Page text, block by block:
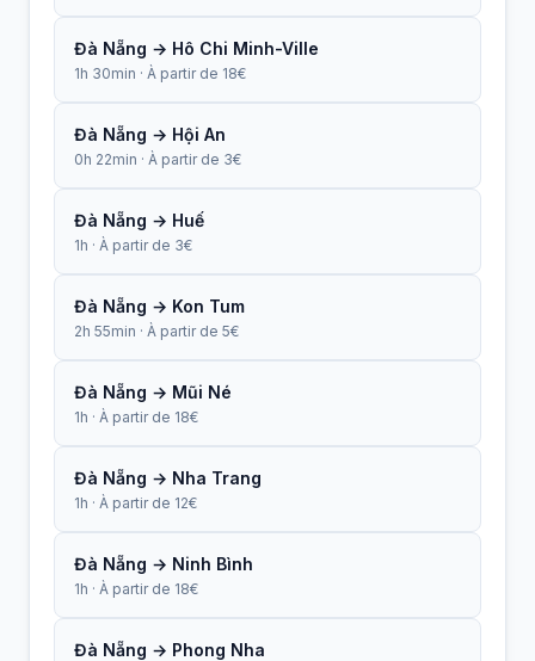
Đà Nẵng → Hô Chi Minh-Ville
1h 30min · À partir de 18€
Đà Nẵng → Hội An
0h 22min · À partir de 3€
Đà Nẵng → Huế
1h · À partir de 3€
Đà Nẵng → Kon Tum
2h 55min · À partir de 5€
Đà Nẵng → Mũi Né
1h · À partir de 18€
Đà Nẵng → Nha Trang
1h · À partir de 12€
Đà Nẵng → Ninh Bình
1h · À partir de 18€
Đà Nẵng → Phong Nha